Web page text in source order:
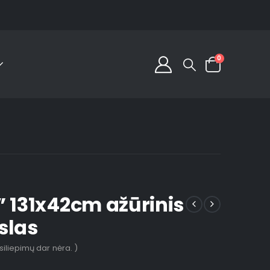
0
131x42cm ažūrinis
dar nėra. )